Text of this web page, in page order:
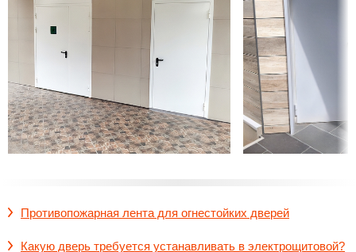
Противопожарная лента для огнестойких дверей
Какую дверь требуется устанавливать в электрощитовой?